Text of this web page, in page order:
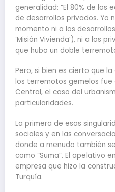
generalidad: “El 80% de los
de desarrollos privados. Yo
momento ni a los
‘Misión Vivienda’), ni a los
que hubo un doble
Pero, si bien es cierto que
los terremotos gemelos fue
Central, el caso del
particularidades.
La primera de esas
sociales y en las
donde a menudo también
como “Suma”. El apelativo
empresa que hizo la
Turquía.